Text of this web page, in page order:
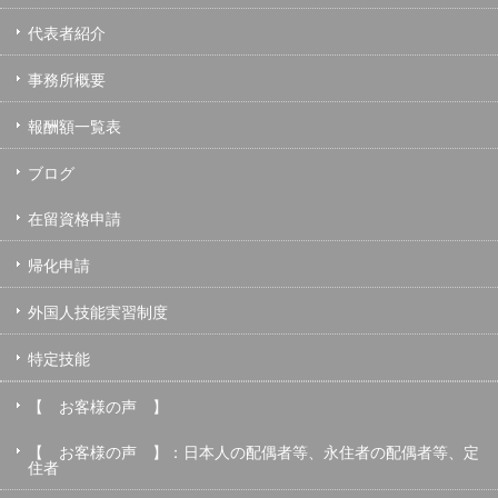
代表者紹介
事務所概要
報酬額一覧表
ブログ
在留資格申請
帰化申請
外国人技能実習制度
特定技能
【 お客様の声 】
【 お客様の声 】：日本人の配偶者等、永住者の配偶者等、定
住者